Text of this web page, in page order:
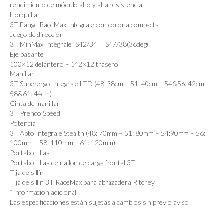
rendimiento de módulo alto y alta resistencia
Horquilla
3T Fango RaceMax Integrale con corona compacta
Juego de dirección
3T MinMax Integrale IS42/34 | IS47/38(36deg)
Eje pasante
100×12 delantero – 142×12 trasero
Manillar
3T Superergo Integrale LTD (48: 38cm – 51: 40cm – 54&56: 42cm –
58&61: 44cm)
Cinta de manillar
3T Prendo Speed
Potencia
3T Apto Integrale Stealth (48: 70mm – 51: 80mm – 54:90mm – 56:
100mm – 58: 110mm – 61: 120mm)
Portabotellas
Portabotellas de nailon de carga frontal 3T
Tija de sillín
Tija de sillín 3T RaceMax para abrazadera Ritchey
*Información adicional
Las especificaciones están sujetas a cambios sin previo aviso